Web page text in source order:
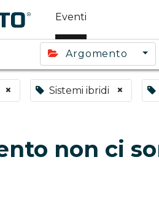
Eventi
Argomento
× Sistemi ibridi ×
non ci